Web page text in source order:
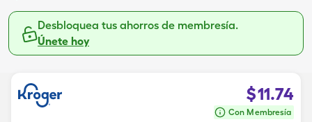
Desbloquea tus ahorros de membresía.
Únete hoy
$11.74
Con Membresía